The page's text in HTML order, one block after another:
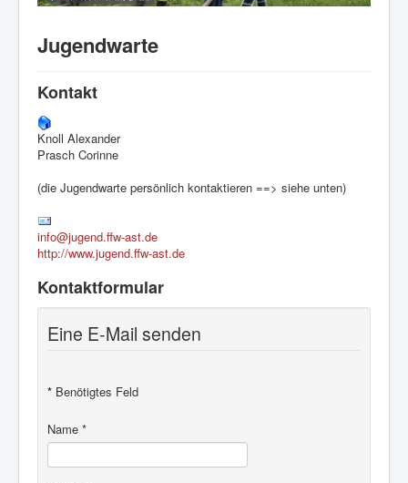
Jugendwarte
Kontakt
Knoll Alexander
Prasch Corinne
(die Jugendwarte persönlich kontaktieren ==> siehe unten)
info@jugend.ffw-ast.de
http://www.jugend.ffw-ast.de
Kontaktformular
Eine E-Mail senden
* Benötigtes Feld
Name *